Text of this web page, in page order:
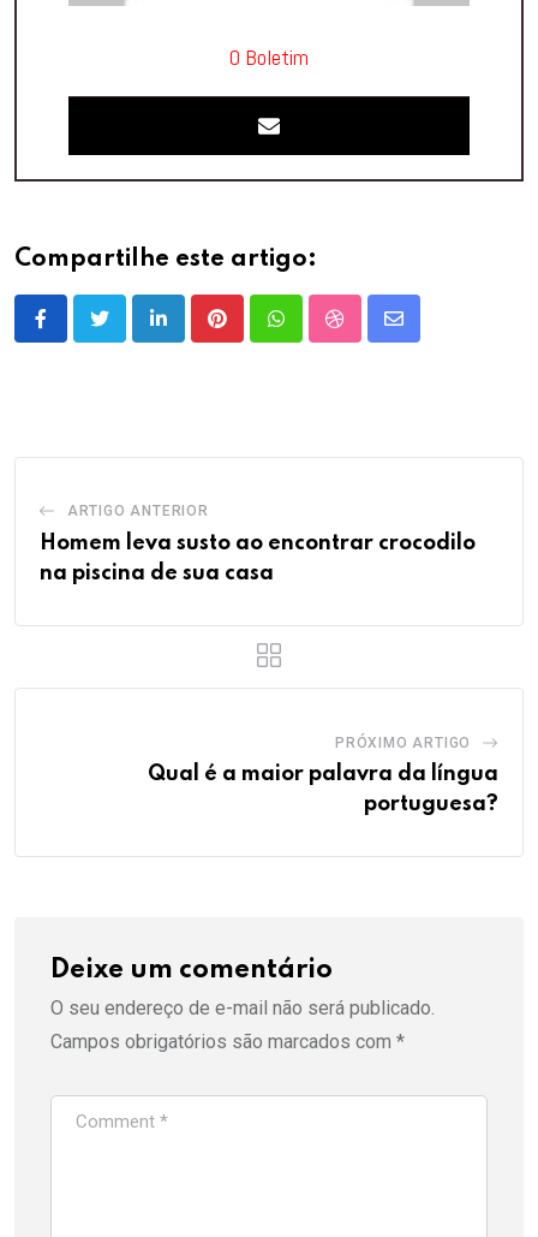
O Boletim
Compartilhe este artigo:
LinkedInPinterestWhatsappStumbleUpon
Share
ARTIGO ANTERIOR
Homem leva susto ao encontrar crocodilo
na piscina de sua casa
PRÓXIMO ARTIGO
Qual é a maior palavra da língua
portuguesa?
Deixe um comentário
O seu endereço de e-mail não será publicado.
Campos obrigatórios são marcados com *